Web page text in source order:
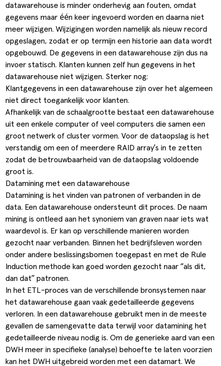
datawarehouse is minder onderhevig aan fouten, omdat
gegevens maar één keer ingevoerd worden en daarna niet
meer wijzigen. Wijzigingen worden namelijk als nieuw record
opgeslagen, zodat er op termijn een historie aan data wordt
opgebouwd. De gegevens in een datawarehouse zijn dus na
invoer statisch. Klanten kunnen zelf hun gegevens in het
datawarehouse niet wijzigen. Sterker nog:
Klantgegevens in een datawarehouse zijn over het algemeen
niet direct toegankelijk voor klanten.
Afhankelijk van de schaalgrootte bestaat een datawarehouse
uit een enkele computer of veel computers die samen een
groot netwerk of cluster vormen. Voor de dataopslag is het
verstandig om een of meerdere RAID array’s in te zetten
zodat de betrouwbaarheid van de dataopslag voldoende
groot is.
Datamining met een datawarehouse
Datamining is het vinden van patronen of verbanden in de
data. Een datawarehouse ondersteunt dit proces. De naam
mining is ontleed aan het synoniem van graven naar iets wat
waardevol is. Er kan op verschillende manieren worden
gezocht naar verbanden. Binnen het bedrijfsleven worden
onder andere beslissingsbomen toegepast en met de Rule
Induction methode kan goed worden gezocht naar “als dit,
dan dat” patronen.
In het ETL-proces van de verschillende bronsystemen naar
het datawarehouse gaan vaak gedetailleerde gegevens
verloren. In een datawarehouse gebruikt men in de meeste
gevallen de samengevatte data terwijl voor datamining het
gedetailleerde niveau nodig is. Om de generieke aard van een
DWH meer in specifieke (analyse) behoefte te laten voorzien
kan het DWH uitgebreid worden met een datamart. We